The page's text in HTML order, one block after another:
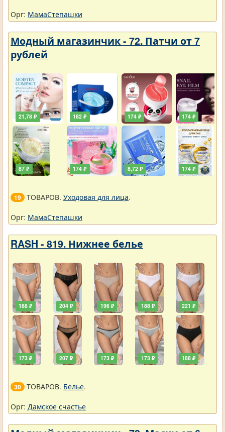
Орг: МамаСтепашки
Модный магазинчик - 72. Патчи от 7
рублей
21,78 ₽
87 ₽
182 ₽
174 ₽
174 ₽
8,72 ₽
174 ₽
174 ₽
19 ТОВАРОВ. Уходовая для лица.
Орг: МамаСтепашки
RASH - 819. Нижнее белье
188 ₽
173 ₽
204 ₽
207 ₽
196 ₽
173 ₽
188 ₽
173 ₽
221 ₽
188 ₽
30 ТОВАРОВ. Белье.
Орг: Дамское счастье